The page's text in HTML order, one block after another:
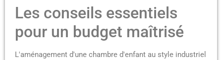
Les conseils essentiels
pour un budget maîtrisé
L'aménagement d'une chambre d'enfant au style industriel